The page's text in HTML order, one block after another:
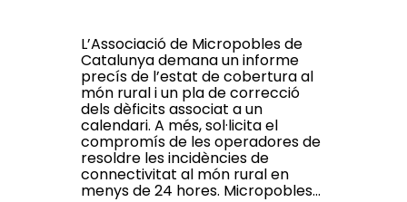
L’Associació de Micropobles de
Catalunya demana un informe
precís de l’estat de cobertura al
món rural i un pla de correcció
dels dèficits associat a un
calendari. A més, sol·licita el
compromís de les operadores de
resoldre les incidències de
connectivitat al món rural en
menys de 24 hores. Micropobles...